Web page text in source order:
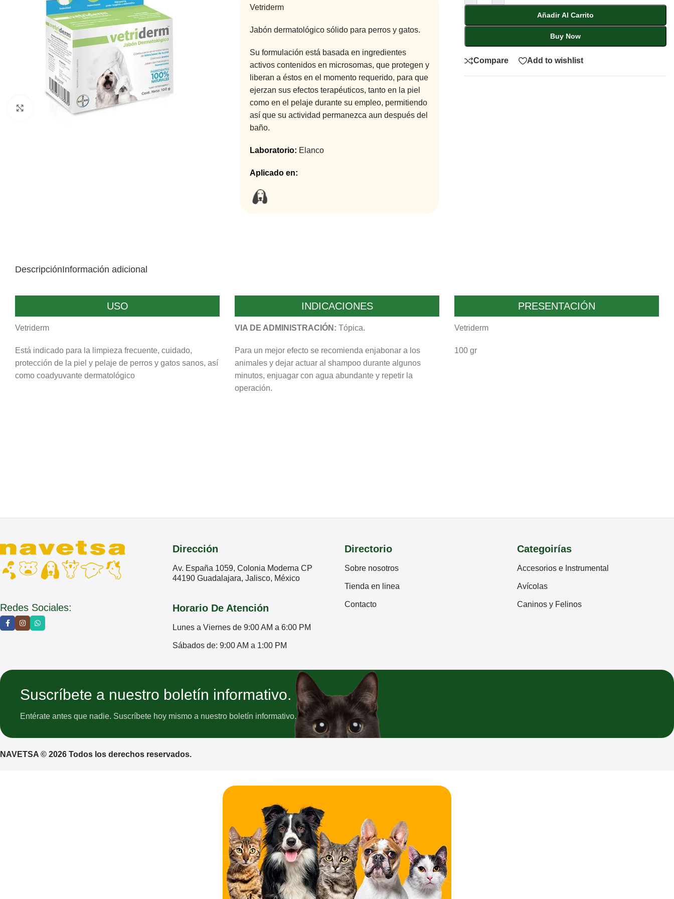
Click to enlarge
Vetriderm
Jabón dermatológico sólido para perros y gatos.
Su formulación está basada en ingredientes
activos contenidos en microsomas, que protegen y
liberan a éstos en el momento requerido, para que
ejerzan sus efectos terapéuticos, tanto en la piel
como en el pelaje durante su empleo, permitiendo
así que su actividad permanezca aun después del
baño.
Laboratorio: Elanco
Aplicado en:
Añadir Al Carrito
Buy Now
Compare Add to wishlist
DescripciónInformación adicional
USO
Vetriderm
Está indicado para la limpieza frecuente, cuidado,
protección de la piel y pelaje de perros y gatos sanos, así
como coadyuvante dermatológico
INDICACIONES
VIA DE ADMINISTRACIÓN: Tópica.
Para un mejor efecto se recomienda enjabonar a los
animales y dejar actuar al shampoo durante algunos
minutos, enjuagar con agua abundante y repetir la
operación.
PRESENTACIÓN
Vetriderm
100 gr
Redes Sociales:
Dirección
Av. España 1059, Colonia Moderna CP
44190 Guadalajara, Jalisco, México
Horario De Atención
Lunes a Viernes de 9:00 AM a 6:00 PM
Sábados de: 9:00 AM a 1:00 PM
Directorio
Sobre nosotros
Tienda en linea
Contacto
Categoirías
Accesorios e Instrumental
Avícolas
Caninos y Felinos
Suscríbete a nuestro boletín informativo.
Entérate antes que nadie. Suscríbete hoy mismo a nuestro boletín informativo.
NAVETSA © 2026 Todos los derechos reservados.